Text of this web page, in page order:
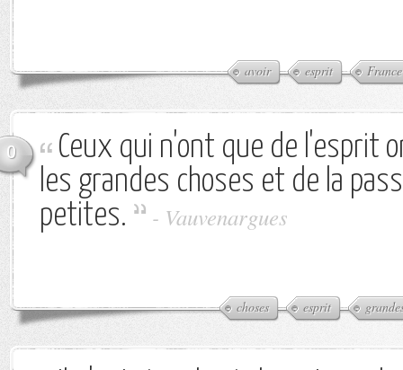
avoir esprit France
0
Ceux qui n'ont que de l'esprit
les grandes choses et de la
petites.
- Vauvenargues
choses esprit